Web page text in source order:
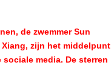
de zwemmer Sun
zijn het middelpunt
media. De sterren